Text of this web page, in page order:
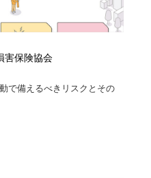
害保険協会
備えるべきリスクとその